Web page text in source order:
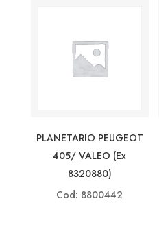
PLANETARIO PEUGEOT
405/ VALEO (ex
8320880)
Cod: 8800442